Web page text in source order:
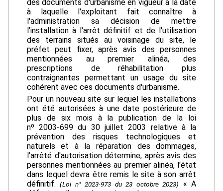
des documents d'urbanisme en vigueur à la date
à laquelle l'exploitant fait connaître à
l'administration sa décision de mettre
l'installation à l'arrêt définitif et de l'utilisation
des terrains situés au voisinage du site, le
préfet peut fixer, après avis des personnes
mentionnées au premier alinéa, des
prescriptions de réhabilitation plus
contraignantes permettant un usage du site
cohérent avec ces documents d'urbanisme.
Pour un nouveau site sur lequel les installations
ont été autorisées à une date postérieure de
plus de six mois à la publication de la loi
nº 2003-699 du 30 juillet 2003 relative à la
prévention des risques technologiques et
naturels et à la réparation des dommages,
l'arrêté d'autorisation détermine, après avis des
personnes mentionnées au premier alinéa, l'état
dans lequel devra être remis le site à son arrêt
définitif.(Loi n° 2023-973 du 23 octobre 2023)
« A